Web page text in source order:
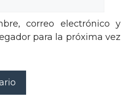
correo electrónico y
para la próxima vez